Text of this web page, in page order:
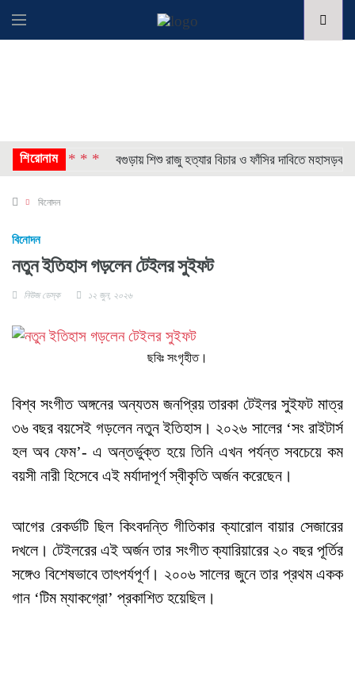
শিরোনাম
* * * * বগুড়ায় শিশু রাজু হত্যার বিচার ও ফাঁসির দাবিতে মহাসড়ক
বিনোদন
বিনোদন
নতুন ইতিহাস গড়লেন টেইলর সুইফট
নিউজ ডেস্ক ১২ জুন, ২০২৬
ছবিঃ সংগৃহীত।
বিশ্ব সংগীত অঙ্গনের অন্যতম জনপ্রিয় তারকা টেইলর সুইফট মাত্র
৩৬ বছর বয়সেই গড়লেন নতুন ইতিহাস। ২০২৬ সালের ‌‌‘সং রাইটার্স
হল অব ফেম’- এ অন্তর্ভুক্ত হয়ে তিনি এখন পর্যন্ত সবচেয়ে কম
বয়সী নারী হিসেবে এই মর্যাদাপূর্ণ স্বীকৃতি অর্জন করেছেন।
আগের রেকর্ডটি ছিল কিংবদন্তি গীতিকার ক্যারোল বায়ার সেজারের
দখলে। টেইলরের এই অর্জন তার সংগীত ক্যারিয়ারের ২০ বছর পূর্তির
সঙ্গেও বিশেষভাবে তাৎপর্যপূর্ণ। ২০০৬ সালের জুনে তার প্রথম একক
গান ‘টিম ম্যাকগ্রো’ প্রকাশিত হয়েছিল।